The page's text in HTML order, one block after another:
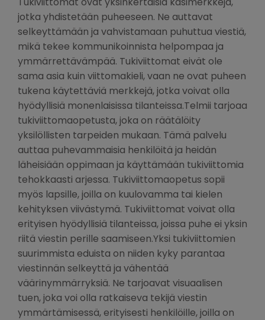
jotka yhdistetään puheeseen. Ne auttavat
selkeyttämään ja vahvistamaan puhuttua viestiä,
mikä tekee kommunikoinnista helpompaa ja
ymmärrettävämpää. Tukiviittomat eivät ole
sama asia kuin viittomakieli, vaan ne ovat puheen
tukena käytettäviä merkkejä, jotka voivat olla
hyödyllisiä monenlaisissa tilanteissa.Telmii tarjoaa
tukiviittomaopetusta, joka on räätälöity
yksilöllisten tarpeiden mukaan. Tämä palvelu
auttaa puhevammaisia henkilöitä ja heidän
läheisiään oppimaan ja käyttämään tukiviittomia
tehokkaasti arjessa. Tukiviittomaopetus sopii
myös lapsille, joilla on kuulovamma tai kielen
kehityksen viivästymä. Tukiviittomat voivat olla
erityisen hyödyllisiä tilanteissa, joissa puhe ei yksin
riitä viestin perille saamiseen.Yksi tukiviittomien
suurimmista eduista on niiden kyky parantaa
viestinnän selkeyttä ja vähentää
väärinymmärryksiä. Ne tarjoavat visuaalisen
tuen, joka voi olla ratkaiseva tekijä viestin
ymmärtämisessä, erityisesti henkilöille, joilla on